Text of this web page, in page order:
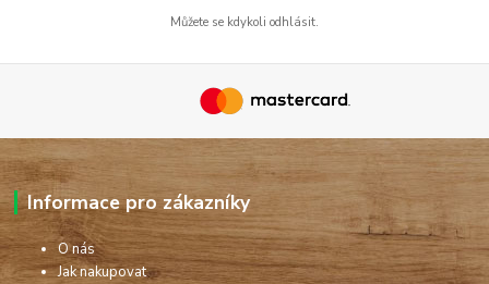
Můžete se kdykoli odhlásit.
Informace pro zákazníky
O nás
Jak nakupovat